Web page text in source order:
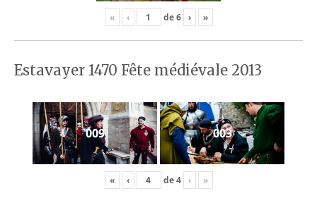
« ‹ de6 › »
Estavayer 1470 Fête médiévale 2013
009 003
« ‹ de4 › »